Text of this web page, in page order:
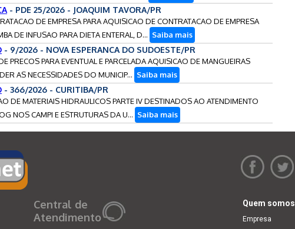
- PDE 25/2026 - JOAQUIM TAVORA/PR
DE EMPRESA PARA AQUISICAO DE CONTRATACAO DE EMPRESA
DE INFUSAO PARA DIETA ENTERAL, D... Saiba mais
- 9/2026 - NOVA ESPERANCA DO SUDOESTE/PR
PRECOS PARA EVENTUAL E PARCELADA AQUISICAO DE MANGUEIRAS
AS NECESSIDADES DO MUNICIP... Saiba mais
- 366/2026 - CURITIBA/PR
DE MATERIAIS HIDRAULICOS PARTE IV DESTINADOS AO ATENDIMENTO
NOS CAMPI E ESTRUTURAS DA U... Saiba mais
Central de
Atendimento
Quem somos
Empresa